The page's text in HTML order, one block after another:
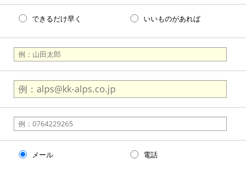
できるだけ早く いいものがあれば
メール 電話